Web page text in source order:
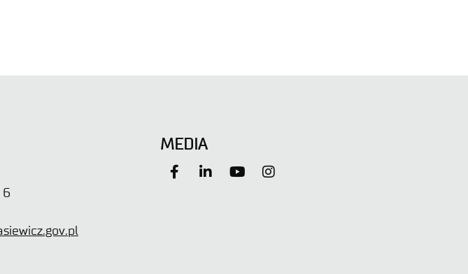
6
MEDIA